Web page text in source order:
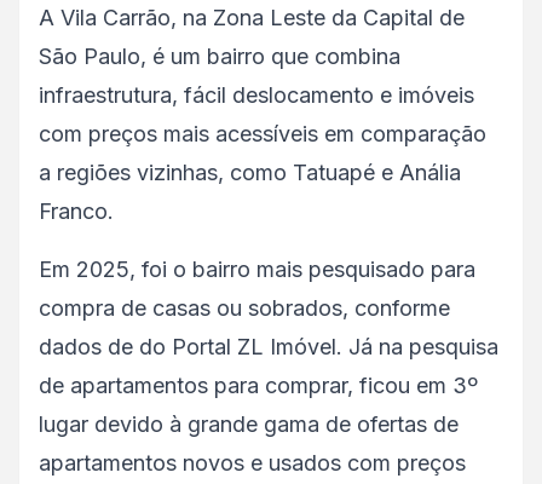
A Vila Carrão, na Zona Leste da Capital de
São Paulo, é um bairro que combina
infraestrutura, fácil deslocamento e imóveis
com preços mais acessíveis em comparação
a regiões vizinhas, como Tatuapé e Anália
Franco.
Em 2025, foi o bairro mais pesquisado para
compra de casas ou sobrados, conforme
dados de do Portal ZL Imóvel. Já na pesquisa
de apartamentos para comprar, ficou em 3º
lugar devido à grande gama de ofertas de
apartamentos novos e usados com preços